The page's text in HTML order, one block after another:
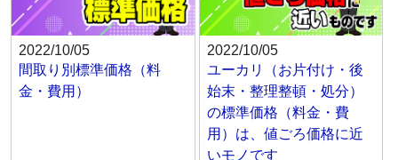
2022/10/05
間取り別標準価格（料
金・費用）
2022/10/05
ユーカリ（お片付け・後
始末・整理整頓・処分）
の標準価格（料金・費
用）は、値ごろ価格に近
いモノです